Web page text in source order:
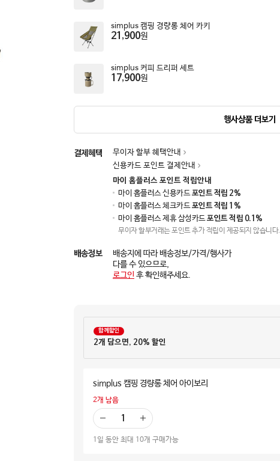
simplus 캠핑 경량롱 체어 카키
21,900원
simplus 커피 드리퍼 세트
17,900원
행사상품 더보기
결제혜택
무이자 할부 혜택안내
신용카드 포인트 결제안내
마이 홈플러스 포인트 적립안내
마이 홈플러스 신용카드포인트 적립 2%
마이 홈플러스 체크카드포인트 적립 1%
마이 홈플러스 제휴 삼성카드포인트 적립 0.1%
무이자 할부거래는 포인트 추가 적립이 제공되지 않습니다.
배송정보
배송지에 따라 배송정보/가격/행사가
다를 수 있으므로,
로그인 후 확인해주세요.
함께할인
2개 담으면, 20% 할인
simplus 캠핑 경량롱 체어 아이보리
2개 남음
기
더
하
기
1일 동안 최대 10개 구매가능